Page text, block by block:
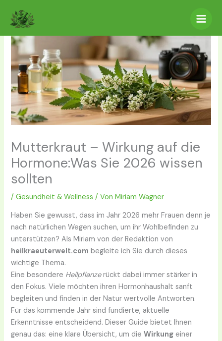
Inhalt
springen
Mutterkraut – Wirkung auf die
Hormone:Was Sie 2026 wissen
sollten
/Gesundheit & Wellness / VonMiriam Wagner
Haben Sie gewusst, dass im Jahr 2026 mehr Frauen denn je
nach natürlichen Wegen suchen, um ihr Wohlbefinden zu
unterstützen? Als Miriam von der Redaktion von
heilkraeuterwelt.com begleite ich Sie durch dieses
wichtige Thema.
Eine besondere Heilpflanzerückt dabei immer stärker in
den Fokus. Viele möchten ihren Hormonhaushalt sanft
begleiten und finden in der Natur wertvolle Antworten.
Für das kommende Jahr sind fundierte, aktuelle
Erkenntnisse entscheidend. Dieser Guide bietet Ihnen
genau das: eine klare Übersicht, um dieWirkung einer